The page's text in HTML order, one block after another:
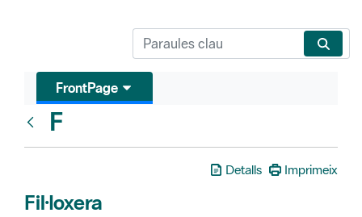
FrontPage
F
Detalls Imprimeix
Fil·loxera